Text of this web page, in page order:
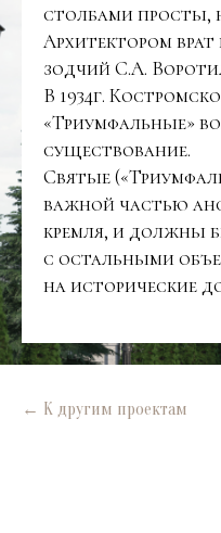
столбами просты,
Архитектором
зодчий С.А.
В 1934г.
«Триумфальные»
существование.
Святые
важной частью
кремля, и должны
с остальными
на исторические
← К другим проектам